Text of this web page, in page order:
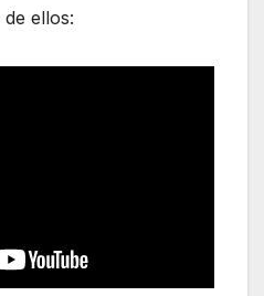
ellos: